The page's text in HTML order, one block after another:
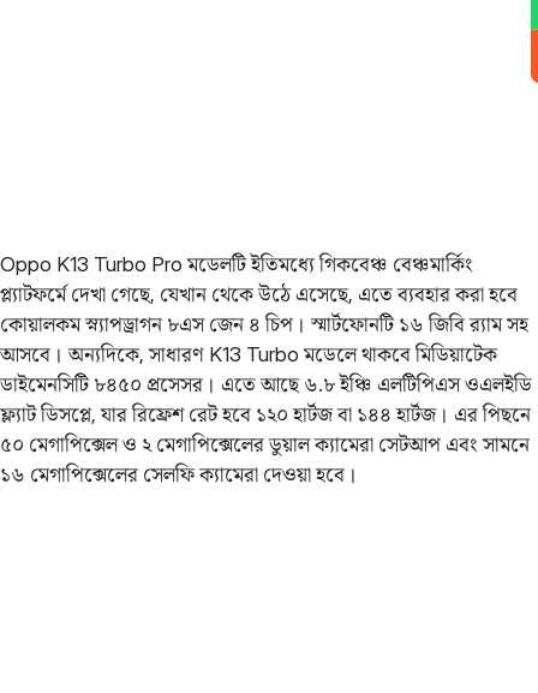
Oppo K13 Turbo Pro মডেলটি ইতিমধ্যে গিকবেঞ্চ বেঞ্চমার্কিং
প্ল্যাটফর্মে দেখা গেছে, যেখান থেকে উঠে এসেছে, এতে ব্যবহার করা হবে
কোয়ালকম স্ন্যাপড্রাগন ৮এস জেন ৪ চিপ। স্মার্টফোনটি ১৬ জিবি র‌্যাম সহ
আসবে। অন্যদিকে, সাধারণ K13 Turbo মডেলে থাকবে মিডিয়াটেক
ডাইমেনসিটি ৮৪৫০ প্রসেসর। এতে আছে ৬.৮ ইঞ্চি এলটিপিএস ওএলইডি
ফ্ল্যাট ডিসপ্লে, যার রিফ্রেশ রেট হবে ১২০ হার্টজ বা ১৪৪ হার্টজ। এর পিছনে
৫০ মেগাপিক্সেল ও ২ মেগাপিক্সেলের ডুয়াল ক্যামেরা সেটআপ এবং সামনে
১৬ মেগাপিক্সেলের সেলফি ক্যামেরা দেওয়া হবে।